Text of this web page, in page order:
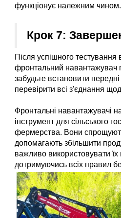
функціонує належним чином.
Крок 7:
Після успішного тестування
фронтальний навантажувач
забудьте встановити
перевірити всі з'єднання
Фронтальні навантажувачі
інструмент для сільського
фермерства. Вони спрощують
допомагають збільшити
важливо використовувати
дотримуючись всіх правил